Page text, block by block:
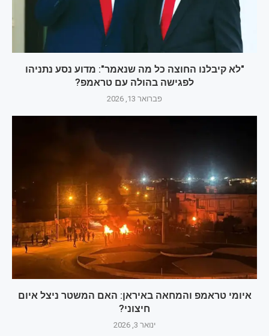
"לא קיבלנו החוצה כל מה שנאמר": מדוע נסע נתניהו
לפגישה בהולה עם טראמפ?
פברואר 13, 2026
איומי טראמפ והמחאה באיראן: האם המשטר ניצל איום
חיצוני?
ינואר 3, 2026